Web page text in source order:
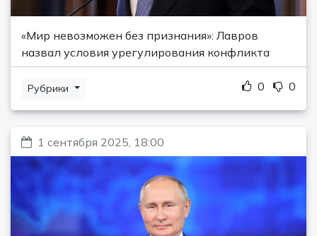
«Мир невозможен без признания»: Лавров
назвал условия урегулирования конфликта
Рубрики 0 0
1 сентября 2025, 18:00